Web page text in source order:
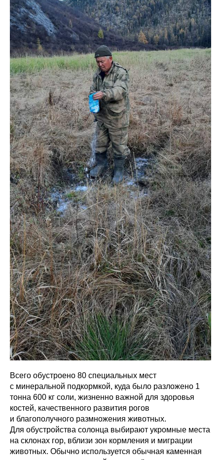
Всего обустроено 80 специальных мест
с минеральной подкормкой, куда было разложено 1
тонна 600 кг соли, жизненно важной для здоровья
костей, качественного развития рогов
и благополучного размножения животных.
Для обустройства солонца выбирают укромные места
на склонах гор, вблизи зон кормления и миграции
животных. Обычно используется обычная каменная